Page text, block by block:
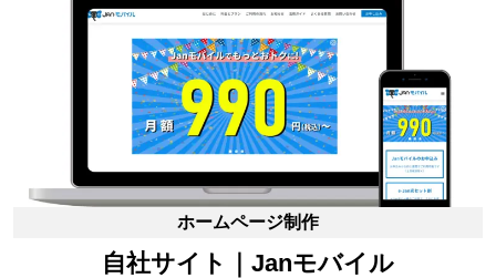
ホームページ制作
自社サイト｜Janモバイル